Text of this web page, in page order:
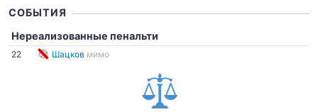
СОБЫТИЯ
Нереализованные пенальти
22 Шацков мимо